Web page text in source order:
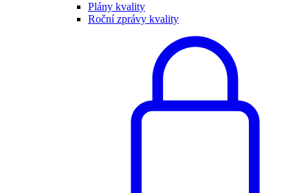
Plány kvality
Roční zprávy kvality